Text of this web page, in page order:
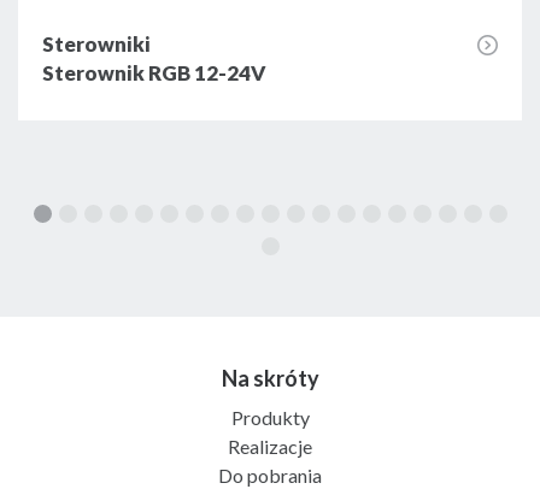
Sterowniki
Sterownik RGB 12-24V
Na skróty
Produkty
Realizacje
Do pobrania